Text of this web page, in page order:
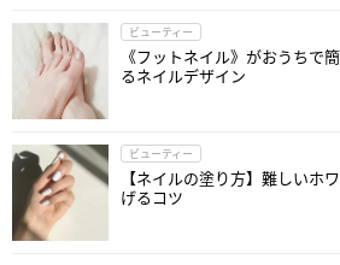
ビューティー
《フットネイル》がおうちで
るネイルデザイン
ビューティー
【ネイルの塗り方】難しいホ
げるコツ